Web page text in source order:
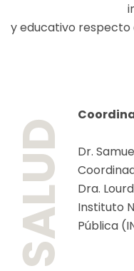
y educativo respecto
SALUD
Dr.
Dra.
Instituto
Pública